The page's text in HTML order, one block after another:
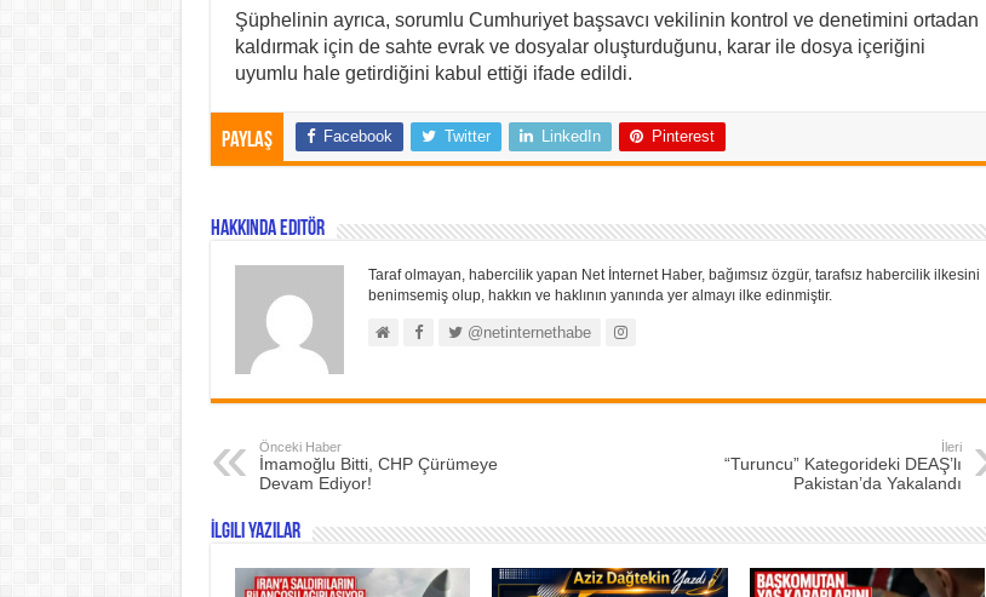
Şüphelinin ayrıca, sorumlu Cumhuriyet başsavcı vekilinin kontrol ve denetimini ortadan
kaldırmak için de sahte evrak ve dosyalar oluşturduğunu, karar ile dosya içeriğini
uyumlu hale getirdiğini kabul ettiği ifade edildi.
Paylaş Facebook Twitter LinkedIn Pinterest
Hakkında Editör
Taraf olmayan, habercilik yapan Net İnternet Haber, bağımsız özgür, tarafsız habercilik ilkesini
benimsemiş olup, hakkın ve haklının yanında yer almayı ilke edinmiştir.
@netinternethabe
Önceki Haber
İmamoğlu Bitti, CHP Çürümeye
Devam Ediyor!
İleri
“Turuncu” Kategorideki DEAŞ’lı
Pakistan’da Yakalandı
İlgili Yazılar